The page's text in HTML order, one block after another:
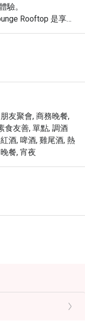
驗。
Rooftop 是享受
眾多遊客慶祝生
日落景色與獨特調
，最高可享 5
所值。
友聚會, 商務晚餐,
食友善, 單點, 調酒
酒, 啤酒, 雞尾酒, 熱
餐, 宵夜